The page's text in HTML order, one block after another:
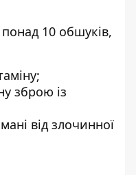
10 обшуків,
зброю із
від злочинної